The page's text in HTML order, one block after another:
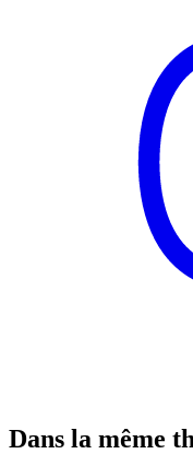
Dans la même